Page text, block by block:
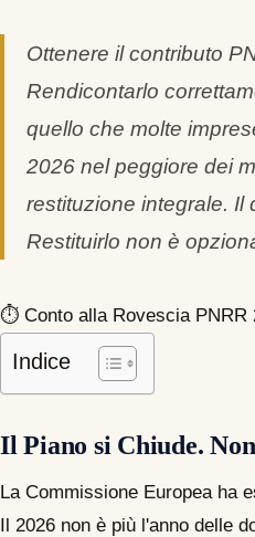
Ottenere il contributo
Rendicontarlo
quello che molte
2026 nel peggiore dei
restituzione integrale. Il
Restituirlo non è
⏱ Conto alla Rovescia PNRR
Indice
Il Piano si Chiude.
La Commissione Europea ha
Il 2026 non è più l'anno delle